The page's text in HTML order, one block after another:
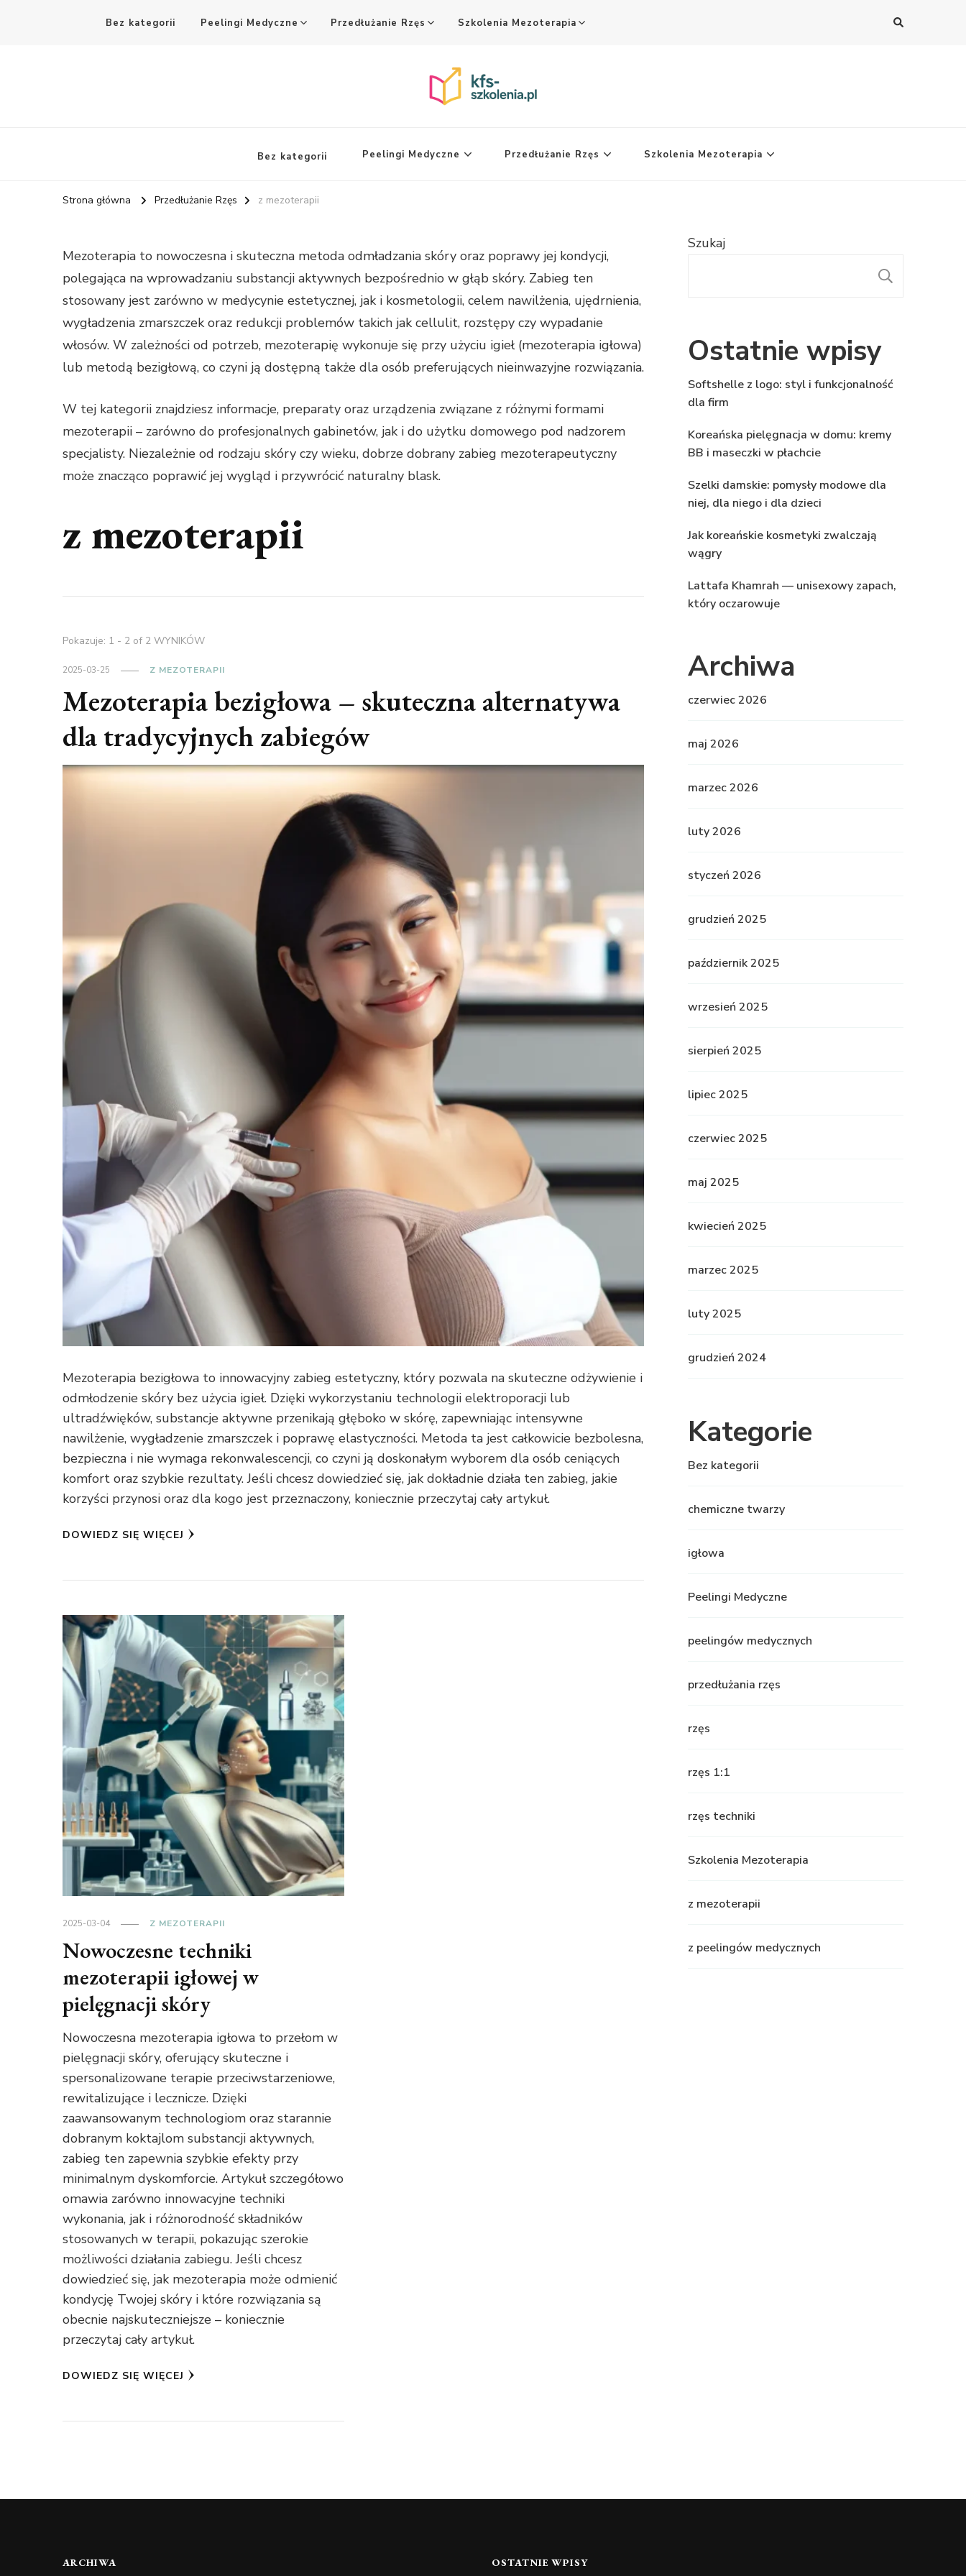
Bez kategorii Peelingi Medyczne Przedłużanie Rzęs Szkolenia Mezoterapia
Bez kategorii Peelingi Medyczne Przedłużanie Rzęs Szkolenia Mezoterapia
Strona główna Przedłużanie Rzęs z mezoterapii
Mezoterapia to nowoczesna i skuteczna metoda odmładzania skóry oraz poprawy jej kondycji,
polegająca na wprowadzaniu substancji aktywnych bezpośrednio w głąb skóry. Zabieg ten
stosowany jest zarówno w medycynie estetycznej, jak i kosmetologii, celem nawilżenia, ujędrnienia,
wygładzenia zmarszczek oraz redukcji problemów takich jak cellulit, rozstępy czy wypadanie
włosów. W zależności od potrzeb, mezoterapię wykonuje się przy użyciu igieł (mezoterapia igłowa)
lub metodą bezigłową, co czyni ją dostępną także dla osób preferujących nieinwazyjne rozwiązania.
W tej kategorii znajdziesz informacje, preparaty oraz urządzenia związane z różnymi formami
mezoterapii – zarówno do profesjonalnych gabinetów, jak i do użytku domowego pod nadzorem
specjalisty. Niezależnie od rodzaju skóry czy wieku, dobrze dobrany zabieg mezoterapeutyczny
może znacząco poprawić jej wygląd i przywrócić naturalny blask.
z mezoterapii
Pokazuje: 1 - 2 of 2 WYNIKÓW
2025-03-25 Z MEZOTERAPII
Mezoterapia bezigłowa – skuteczna alternatywa
dla tradycyjnych zabiegów
Mezoterapia bezigłowa to innowacyjny zabieg estetyczny, który pozwala na skuteczne odżywienie i
odmłodzenie skóry bez użycia igieł. Dzięki wykorzystaniu technologii elektroporacji lub
ultradźwięków, substancje aktywne przenikają głęboko w skórę, zapewniając intensywne
nawilżenie, wygładzenie zmarszczek i poprawę elastyczności. Metoda ta jest całkowicie bezbolesna,
bezpieczna i nie wymaga rekonwalescencji, co czyni ją doskonałym wyborem dla osób ceniących
komfort oraz szybkie rezultaty. Jeśli chcesz dowiedzieć się, jak dokładnie działa ten zabieg, jakie
korzyści przynosi oraz dla kogo jest przeznaczony, koniecznie przeczytaj cały artykuł.
DOWIEDZ SIĘ WIĘCEJ
2025-03-04 Z MEZOTERAPII
Nowoczesne techniki
mezoterapii igłowej w
pielęgnacji skóry
Nowoczesna mezoterapia igłowa to przełom w
pielęgnacji skóry, oferujący skuteczne i
spersonalizowane terapie przeciwstarzeniowe,
rewitalizujące i lecznicze. Dzięki
zaawansowanym technologiom oraz starannie
dobranym koktajlom substancji aktywnych,
zabieg ten zapewnia szybkie efekty przy
minimalnym dyskomforcie. Artykuł szczegółowo
omawia zarówno innowacyjne techniki
wykonania, jak i różnorodność składników
stosowanych w terapii, pokazując szerokie
możliwości działania zabiegu. Jeśli chcesz
dowiedzieć się, jak mezoterapia może odmienić
kondycję Twojej skóry i które rozwiązania są
obecnie najskuteczniejsze – koniecznie
przeczytaj cały artykuł.
DOWIEDZ SIĘ WIĘCEJ
Szukaj
Ostatnie wpisy
Softshelle z logo: styl i funkcjonalność
dla firm
Koreańska pielęgnacja w domu: kremy
BB i maseczki w płachcie
Szelki damskie: pomysły modowe dla
niej, dla niego i dla dzieci
Jak koreańskie kosmetyki zwalczają
wągry
Lattafa Khamrah — unisexowy zapach,
który oczarowuje
Archiwa
czerwiec 2026
maj 2026
marzec 2026
luty 2026
styczeń 2026
grudzień 2025
październik 2025
wrzesień 2025
sierpień 2025
lipiec 2025
czerwiec 2025
maj 2025
kwiecień 2025
marzec 2025
luty 2025
grudzień 2024
Kategorie
Bez kategorii
chemiczne twarzy
igłowa
Peelingi Medyczne
peelingów medycznych
przedłużania rzęs
rzęs
rzęs 1:1
rzęs techniki
Szkolenia Mezoterapia
z mezoterapii
z peelingów medycznych
ARCHIWA OSTATNIE WPISY